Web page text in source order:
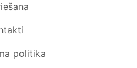
politika